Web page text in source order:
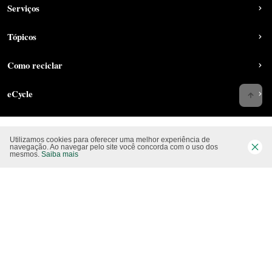
Serviços
Tópicos
Como reciclar
eCycle
Siga-nos nas rede sociais
Utilizamos cookies para oferecer uma melhor experiência de
navegação. Ao navegar pelo site você concorda com o uso dos
mesmos. Saiba mais